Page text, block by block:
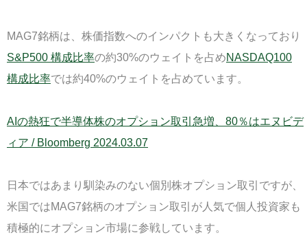
MAG7銘柄は、株価指数へのインパクトも大きくなっており
S&P500 構成比率の約30%のウェイトを占めNASDAQ100
構成比率では約40%のウェイトを占めています。
AIの熱狂で半導体株のオプション取引急増、80％はエヌビデ
ィア / Bloomberg 2024.03.07
日本ではあまり馴染みのない個別株オプション取引ですが、
米国ではMAG7銘柄のオプション取引が人気で個人投資家も
積極的にオプション市場に参戦しています。